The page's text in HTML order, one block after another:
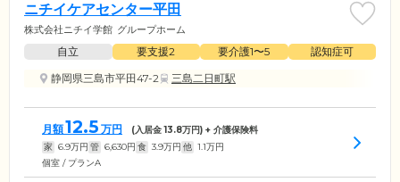
ニチイケアセンター平田
株式会社ニチイ学館 グループホーム
自立 要支援2 要介護1〜5
認知症可
静岡県三島市平田47-2
三島二日町駅
月額12.5 万円 (入居金13.8万円) + 介護保険料
家 6.9万円 管 6,630円 食 3.9万円 他 1.1万円
個室 / プランA